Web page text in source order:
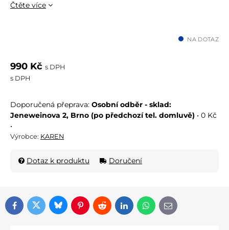
Čtěte více
NA DOTAZ
990 Kčs DPH
s DPH
Osobní odběr - sklad:
Jeneweinova 2, Brno (po předchozí tel. domluvě) •0 Kč
•
Výrobce: KAREN
Dotaz k produktu Doručení
FacebookTwitterBlueskyPinterestRedditLinkedInWhatsApp
E-mail